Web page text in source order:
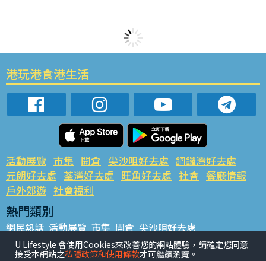
港玩港食港生活
活動展覽 市集 開倉 尖沙咀好去處 銅鑼灣好去處
元朗好去處 荃灣好去處 旺角好去處 社會 餐廳情報
戶外郊遊 社會福利
熱門類別
網民熱話 活動展覽 市集 開倉 尖沙咀好去處
銅鑼灣好去處 元朗好去處 荃灣好去處 旺角好去處 社會
餐廳情報 戶外郊遊
U Lifestyle 會使用Cookies來改善您的網站體驗，請確定您同意
接受本網站之私隱政策和使用條款才可繼續瀏覽。